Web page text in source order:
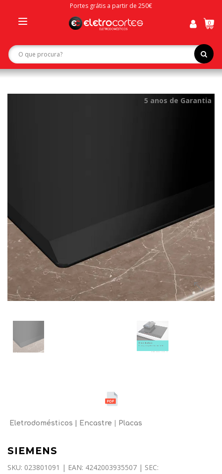
Portes grátis a partir de 250€
navigation
0
5 anos de Garantia
Eletrodomésticos Encastre Placas
SIEMENS
SKU: 023801091 | EAN: 4242003935507 | SEC: